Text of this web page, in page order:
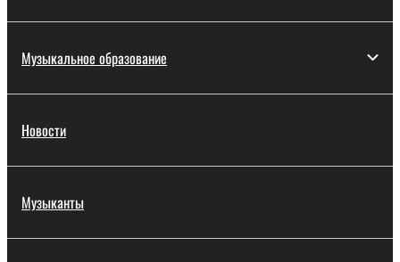
Музыкальное образование
Новости
Музыканты